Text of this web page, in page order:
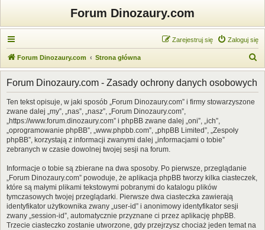
Forum Dinozaury.com
Zaloguj się
Zarejestruj się
Forum Dinozaury.com Strona główna
z
Forum Dinozaury.com - Zasady ochrony danych osobowych
Ten tekst opisuje, w jaki sposób „Forum Dinozaury.com” i firmy stowarzyszone
zwane dalej „my”, „nas”, „nasz”, „Forum Dinozaury.com”,
„https://www.forum.dinozaury.com” i phpBB zwane dalej „oni”, „ich”,
„oprogramowanie phpBB”, „www.phpbb.com”, „phpBB Limited”, „Zespoły
phpBB”, korzystają z informacji zwanymi dalej „informacjami o tobie”
zebranych w czasie dowolnej twojej sesji na forum.
Informacje o tobie są zbierane na dwa sposoby. Po pierwsze, przeglądanie
„Forum Dinozaury.com” powoduje, że aplikacja phpBB tworzy kilka ciasteczek,
które są małymi plikami tekstowymi pobranymi do katalogu plików
tymczasowych twojej przeglądarki. Pierwsze dwa ciasteczka zawierają
identyfikator użytkownika zwany „user-id” i anonimowy identyfikator sesji
zwany „session-id”, automatycznie przyznane ci przez aplikację phpBB.
Trzecie ciasteczko zostanie utworzone, gdy przejrzysz chociaż jeden temat na